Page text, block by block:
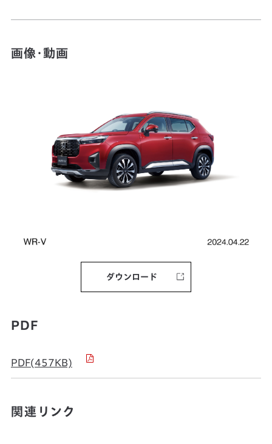
画像・動画
ダウンロード
PDF
PDF(457KB)
関連リンク